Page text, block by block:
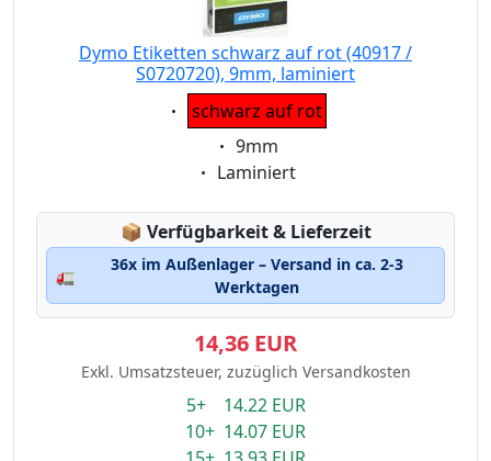
Dymo Etiketten schwarz auf rot (40917 /
S0720720), 9mm, laminiert
Eigenschaft:
schwarz auf rot
Eigenschaft:
9mm
Eigenschaft:
Laminiert
📦 Lagerstatus:
Verfügbarkeit & Lieferzeit
🚛
36x im Außenlager – Versand in ca. 2-3
Werktagen
14,36 EUR
Exkl. Umsatzsteuer, zuzüglich Versandkosten
5+ 14.22 EUR
10+ 14.07 EUR